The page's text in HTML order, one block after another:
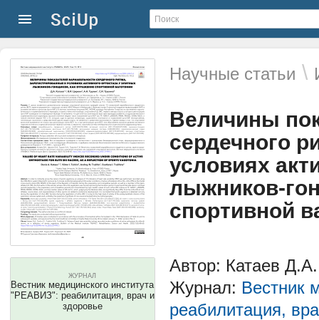
Научные статьи \
Величины
сердечного
условиях
лыжников-
спортивной
ЖУРНАЛ
Вестник медицинского института
"РЕАВИЗ": реабилитация, врач и
здоровье
Автор: Катаев
Журнал: Вестник
реабилитация,